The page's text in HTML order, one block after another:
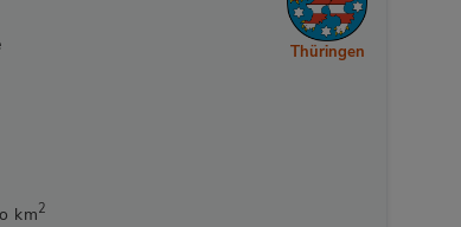
km2
Thüringen